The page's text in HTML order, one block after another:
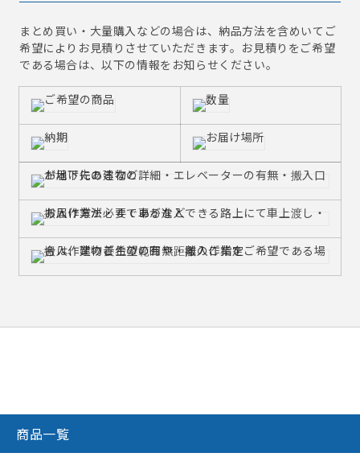
まとめ買い・大量購入などの場合は、納品方法を含めいてご
希望によりお見積りさせていただきます。お見積りをご希望
である場合は、以下の情報をお知らせください。
商品一覧